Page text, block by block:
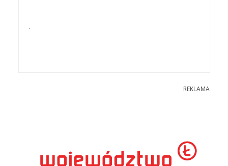
.
REKLAMA